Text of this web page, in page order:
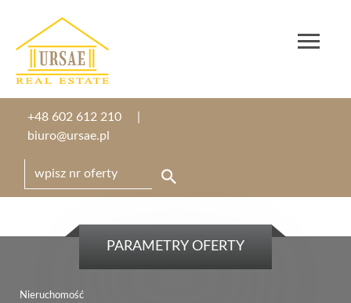
+48 602 612 210
biuro@ursae.pl
PARAMETRY OFERTY
Nieruchomość